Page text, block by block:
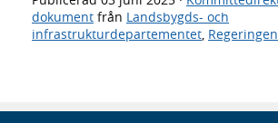
dokument från Landsbygds- och
infrastrukturdepartementet, Regeringen